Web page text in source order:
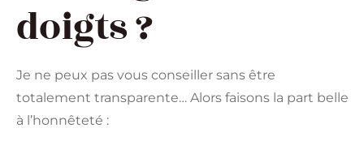
doigts ?
Je ne peux pas vous conseiller sans être
totalement transparente… Alors faisons la part belle
à l’honnêteté :